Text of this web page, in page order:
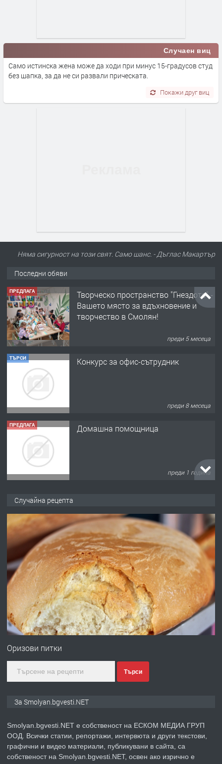
Случаен виц
Само истинска жена може да ходи при минус 15-градусов студ
без шапка, за да не си развали прическата.
Покажи друг виц
Няма сигурност на този свят. Само шанс. - Дъглас Макартър
Последни обяви
ПРЕДЛАГА
Творческо пространство "Гнездото" -
Вашето място за вдъхновение и
творчество в Смолян!
преди 5 месеца
ТЪРСИ Конкурс за офис-сътрудник
преди 8 месеца
ПРЕДЛАГА Домашна помощница
преди 1 година
преди 2 години
ПРЕДЛАГА
УДЪЛЖАВАНЕ НА ЧОВЕШКИЯТ
ЖИВОТ И ПОДОБРЯВАНЕ НА
НЕГОВОТО КАЧЕСТВО
преди 2 години
ПРЕДЛАГА Имот в Северна Гърция, до Кавала
преди 2 години
ПРЕДЛАГА
Случайна рецепта
Оризови питки
Търси
За Smolyan.bgvesti.NET
Smolyan.bgvesti.NET е собственост на ЕСКОМ МЕДИА ГРУП
ООД. Всички статии, репортажи, интервюта и други текстови,
графични и видео материали, публикувани в сайта, са
собственост на Smolyan.bgvesti.NET, освен ако изрично е